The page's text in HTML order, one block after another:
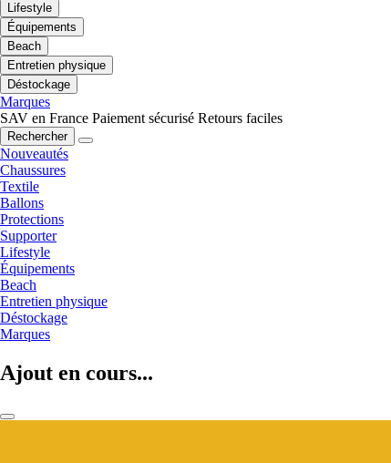
Lifestyle
Équipements
Beach
Entretien physique
Déstockage
Marques
SAV en France Paiement sécurisé Retours faciles
Rechercher
Nouveautés
Chaussures
Textile
Ballons
Protections
Supporter
Lifestyle
Équipements
Beach
Entretien physique
Déstockage
Marques
Ajout en cours...